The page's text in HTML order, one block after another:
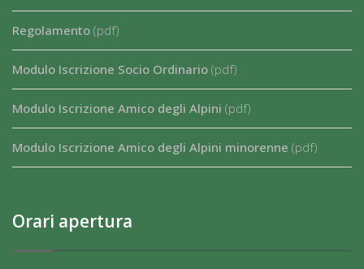
Regolamento (pdf)
Modulo Iscrizione Socio Ordinario (pdf)
Modulo Iscrizione Amico degli Alpini (pdf)
Modulo Iscrizione Amico degli Alpini minorenne (pdf)
Orari apertura